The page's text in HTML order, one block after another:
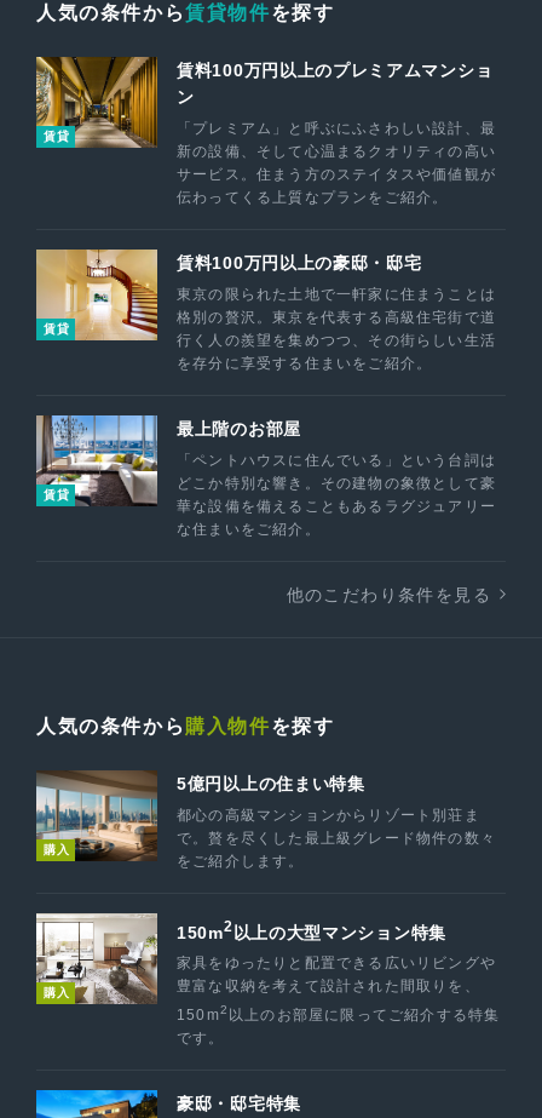
人気の条件から賃貸物件を探す
賃貸
賃料100万円以上のプレミアムマンショ
ン
「プレミアム」と呼ぶにふさわしい設計、最
新の設備、そして心温まるクオリティの高い
サービス。住まう方のステイタスや価値観が
伝わってくる上質なプランをご紹介。
賃貸
賃料100万円以上の豪邸・邸宅
東京の限られた土地で一軒家に住まうことは
格別の贅沢。東京を代表する高級住宅街で道
行く人の羨望を集めつつ、その街らしい生活
を存分に享受する住まいをご紹介。
賃貸
最上階のお部屋
「ペントハウスに住んでいる」という台詞は
どこか特別な響き。その建物の象徴として豪
華な設備を備えることもあるラグジュアリー
な住まいをご紹介。
他のこだわり条件を見る
人気の条件から 購入物件を探す
購入
5億円以上の住まい特集
都心の高級マンションからリゾート別荘ま
で。贅を尽くした最上級グレード物件の数々
をご紹介します。
購入
150m2 以上の大型マンション特集
家具をゆったりと配置できる広いリビングや
豊富な収納を考えて設計された間取りを、
150m2 以上のお部屋に限ってご紹介する特集
です。
豪邸・邸宅特集